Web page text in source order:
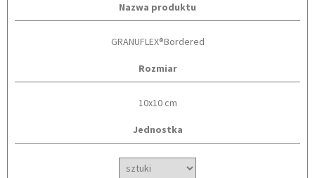
Nazwa produktu
GRANUFLEX®Bordered
Rozmiar
10x10 cm
Jednostka